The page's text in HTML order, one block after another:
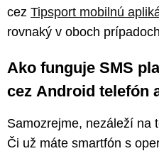
cez Tipsport mobilnú
rovnaký v oboch
Ako funguje SMS
cez Android telefón
Samozrejme, nezáleží na
Či už máte smartfón s